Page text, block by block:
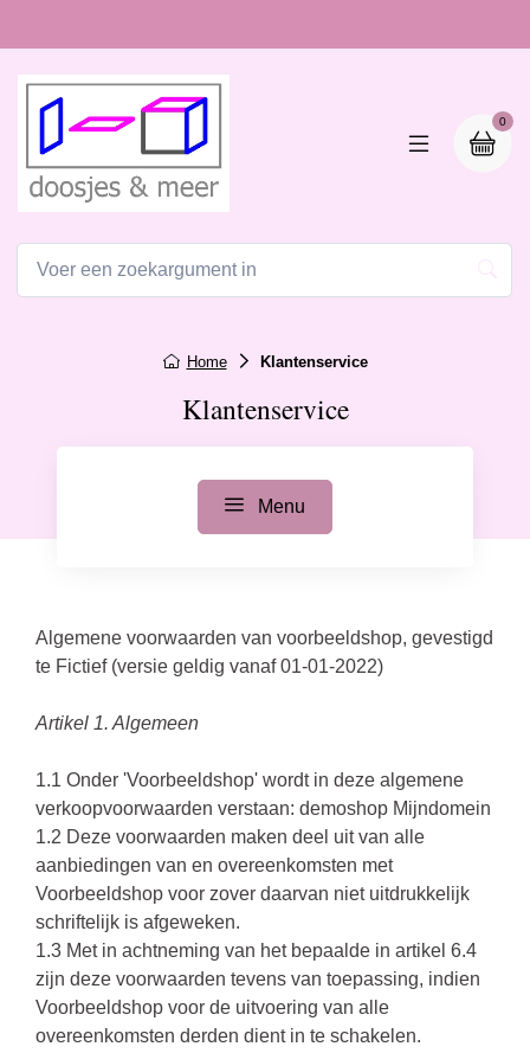
0
Home Klantenservice
Klantenservice
Menu
Algemene voorwaarden van voorbeeldshop, gevestigd
te Fictief (versie geldig vanaf 01-01-2022)
Artikel 1. Algemeen
1.1 Onder 'Voorbeeldshop' wordt in deze algemene
verkoopvoorwaarden verstaan: demoshop Mijndomein
1.2 Deze voorwaarden maken deel uit van alle
aanbiedingen van en overeenkomsten met
Voorbeeldshop voor zover daarvan niet uitdrukkelijk
schriftelijk is afgeweken.
1.3 Met in achtneming van het bepaalde in artikel 6.4
zijn deze voorwaarden tevens van toepassing, indien
Voorbeeldshop voor de uitvoering van alle
overeenkomsten derden dient in te schakelen.